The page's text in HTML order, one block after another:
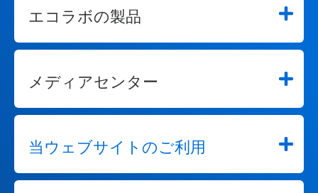
エコラボの製品
メディアセンター
当ウェブサイトのご利用